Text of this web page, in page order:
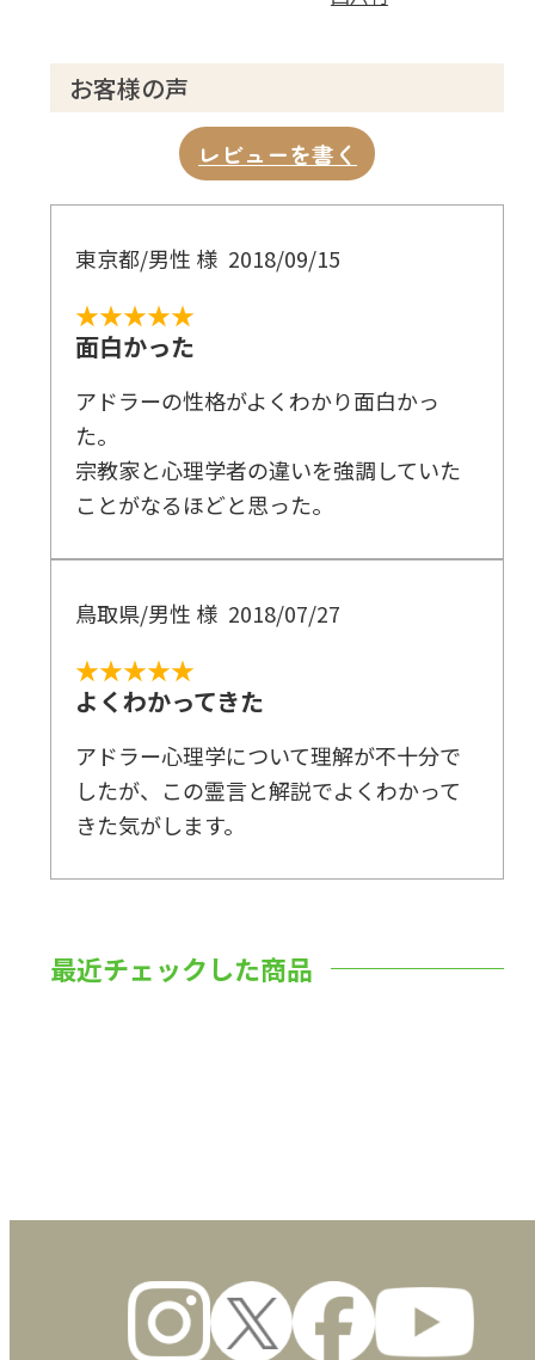
お客様の声
レビューを書く
東京都/男性 様 2018/09/15
★★★★★
面白かった
アドラーの性格がよくわかり面白かっ
た。
宗教家と心理学者の違いを強調していた
ことがなるほどと思った。
鳥取県/男性 様 2018/07/27
★★★★★
よくわかってきた
アドラー心理学について理解が不十分で
したが、この霊言と解説でよくわかって
きた気がします。
最近チェックした商品